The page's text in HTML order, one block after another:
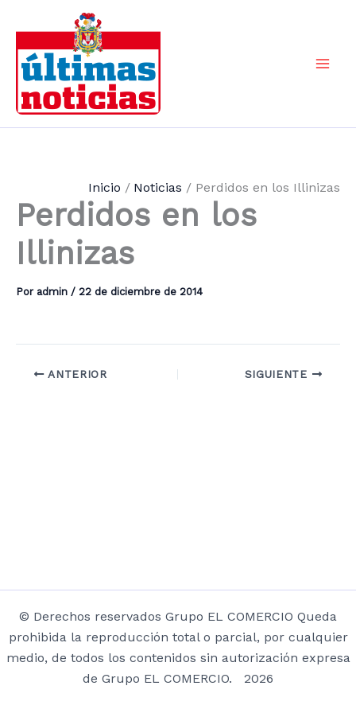
contenido
Inicio Noticias Perdidos en los Illinizas
Perdidos en los
Illinizas
Por admin / 22 de diciembre de 2014
ANTERIOR SIGUIENTE
© Derechos reservados Grupo EL COMERCIO Queda
prohibida la reproducción total o parcial, por cualquier
medio, de todos los contenidos sin autorización expresa
de Grupo EL COMERCIO. 2026